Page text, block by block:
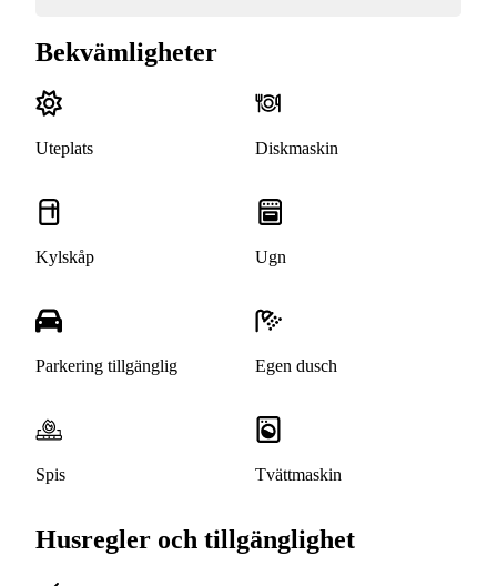
Bekvämligheter
Uteplats Diskmaskin
Kylskåp Ugn
Parkering tillgänglig Egen dusch
Spis Tvättmaskin
Husregler och tillgänglighet